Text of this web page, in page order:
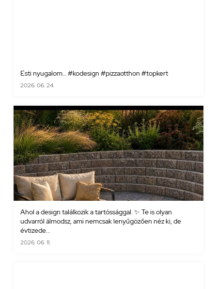
Esti nyugalom… #kodesign #pizzaotthon #topkert
2026. 06. 24.
Ahol a design találkozik a tartóssággal. ✨ Te is olyan
udvarról álmodsz, ami nemcsak lenyűgözően néz ki, de
évtizede...
2026. 06. 11.